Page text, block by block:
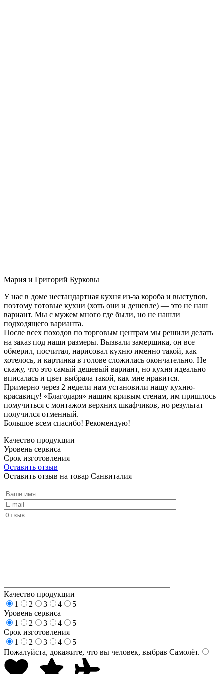
Мария и Григорий Бурковы
У нас в доме нестандартная кухня из-за короба и выступов,
поэтому готовые кухни (хоть они и дешевле) — это не наш
вариант. Мы с мужем много где были, но не нашли
подходящего варианта.
После всех походов по торговым центрам мы решили делать
на заказ под наши размеры. Вызвали замерщика, он все
обмерил, посчитал, нарисовал кухню именно такой, как
хотелось, и картинка в голове сложилась окончательно. Не
скажу, что это самый дешевый вариант, но кухня идеально
вписалась и цвет выбрала такой, как мне нравится.
Примерно через 2 недели нам установили нашу кухню-
красавицу! «Благодаря» нашим кривым стенам, им пришлось
помучиться с монтажом верхних шкафчиков, но результат
получился отменный.
Большое всем спасибо! Рекомендую!
Качество продукции
Уровень сервиса
Срок изготовления
Оставить отзыв
Оставить отзыв на товар Санвиталия
Качество продукции
1
2 3 4
5
Уровень сервиса
1
2 3 4
5
Срок изготовления
1
2 3 4
5
Пожалуйста, докажите, что вы человек, выбрав Самолёт.